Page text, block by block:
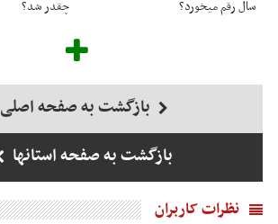
سال رقم میخورد؟ چقدر شد؟
بازگشت به صفحه اصلی
بازگشت به صفحه استانها
نظرات کاربران